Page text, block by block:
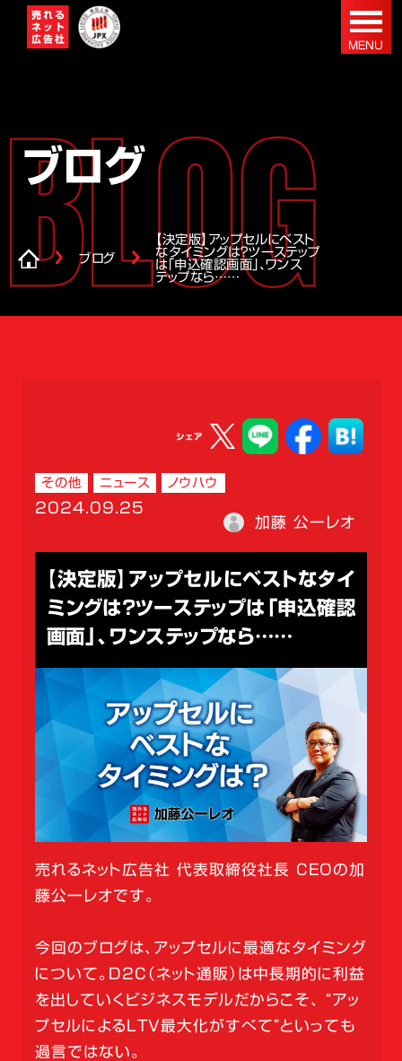
ブログ
ブログ
【決定版】アップセルにベスト
なタイミングは？ツーステップ
は「申込確認画面」、ワンス
テップなら……
シェア
その他 ニュース ノウハウ
2024.09.25
加藤 公一レオ
【決定版】アップセルにベストなタイ
ミングは？ツーステップは「申込確認
画面」、ワンステップなら……
売れるネット広告社 代表取締役社長 CEOの加
藤公一レオです。
今回のブログは、アップセルに最適なタイミング
について。D2C（ネット通販）は中長期的に利益
を出していくビジネスモデルだからこそ、 “アッ
プセルによるLTV最大化がすべて”といっても
過言ではない。